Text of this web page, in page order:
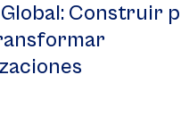
Construir